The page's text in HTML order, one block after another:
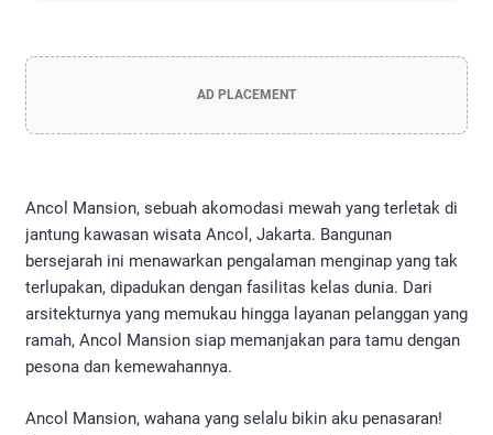
AD PLACEMENT
Ancol Mansion, sebuah akomodasi mewah yang terletak di
jantung kawasan wisata Ancol, Jakarta. Bangunan
bersejarah ini menawarkan pengalaman menginap yang tak
terlupakan, dipadukan dengan fasilitas kelas dunia. Dari
arsitekturnya yang memukau hingga layanan pelanggan yang
ramah, Ancol Mansion siap memanjakan para tamu dengan
pesona dan kemewahannya.
Ancol Mansion, wahana yang selalu bikin aku penasaran!